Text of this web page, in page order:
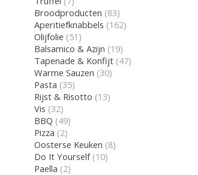
Broodproducten (83)
Aperitiefknabbels (162)
Olijfolie (51)
Balsamico & Azijn (19)
Tapenade & Konfijt (47)
Warme Sauzen (30)
Pasta (35)
Rijst & Risotto (13)
Vis (32)
BBQ (49)
Pizza (2)
Oosterse Keuken (8)
Do It Yourself (10)
Paella (2)